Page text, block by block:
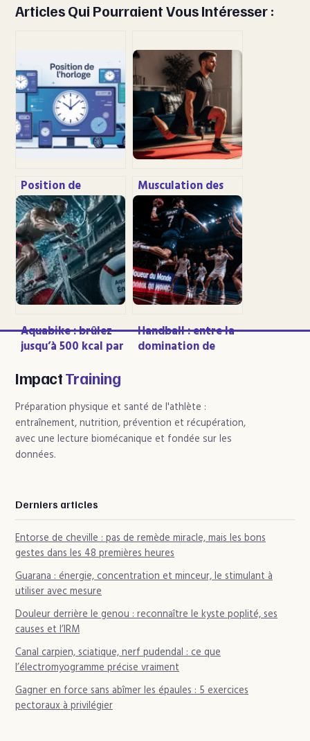
Articles Qui Pourraient Vous Intéresser :
Position de
l’horloge :
comprendre, régler
et optimiser votre
affichage
Musculation des
jambes à la maison :
5 exercices sans
matériel pour
gagner en
puissance sans
risquer vos genoux
Aquabike : brûlez
jusqu’à 500 kcal par
articulaire
Handball : entre la
domination de
joueur du monde ?
ImpactTraining
Préparation physique et santé de l'athlète :
entraînement, nutrition, prévention et récupération,
avec une lecture biomécanique et fondée sur les
données.
Derniers articles
Entorse de cheville : pas de remède miracle, mais les bons
gestes dans les 48 premières heures
Guarana : énergie, concentration et minceur, le stimulant à
utiliser avec mesure
Douleur derrière le genou : reconnaître le kyste poplité, ses
causes et l’IRM
Canal carpien, sciatique, nerf pudendal : ce que
l’électromyogramme précise vraiment
Gagner en force sans abîmer les épaules : 5 exercices
pectoraux à privilégier